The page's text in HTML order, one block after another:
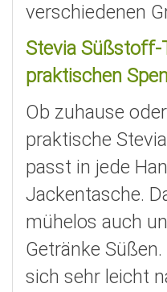
verschiedenen
Stevia Süßstoff-
praktischen
Ob zuhause
praktische
passt in jede
Jackentasche.
mühelos auch
Getränke
sich sehr leicht